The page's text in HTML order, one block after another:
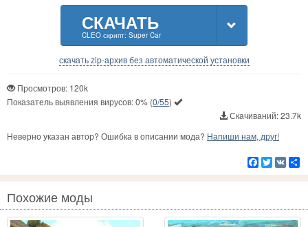
СКАЧАТЬ
CLEO скрипт: Super Car
скачать zip-архив без автоматической установки
Просмотров: 120k
Показатель выявления вирусов:0% (0/55)
Скачиваний: 23.7k
Неверно указан автор? Ошибка в описании мода? Напиши нам, друг!
Facebook
Twitter
VK
Похожие моды